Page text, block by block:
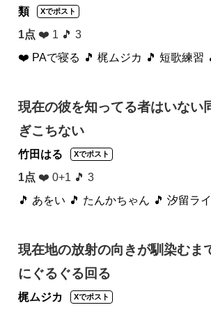
類 Xでポスト
1点 ❤️ 1 🎵 3
❤️ PAで寝る 🎵 梶ムジカ 🎵 短歌練習
現在の彼を知ってる者はいない
ぎこちない
竹田はる Xでポスト
1点 ❤️ 0+1 🎵 3
🎵 あをい 🎵 たんかちゃん 🎵 汐留ラ
現在地の放射の向きが馴染むま
にぐるぐる回る
梶ムジカ Xでポスト